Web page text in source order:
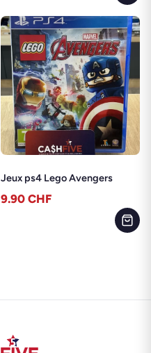
Jeux ps4 Lego Avengers
9.90 CHF